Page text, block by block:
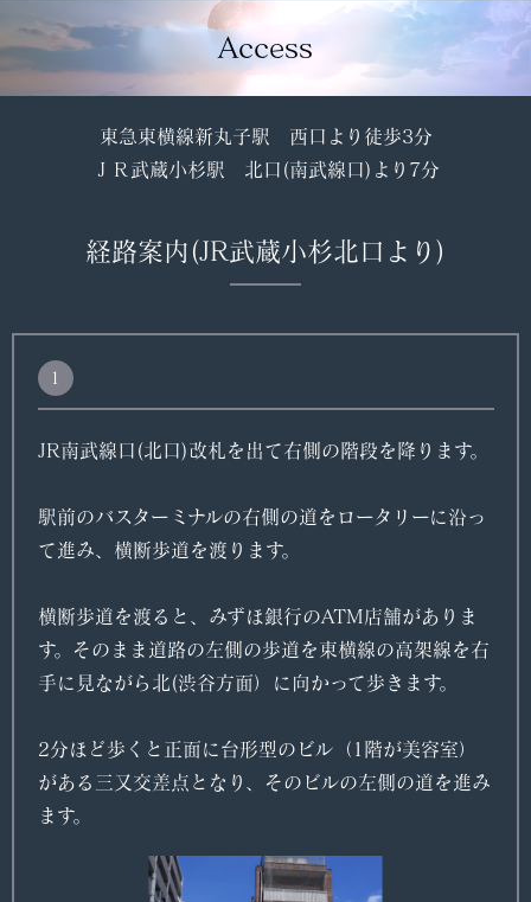
Access
東急東横線新丸子駅 西口より徒歩3分
ＪＲ武蔵小杉駅 北口(南武線口)より7分
経路案内 (JR武蔵小杉北口より)
1
JR南武線口(北口)改札を出て右側の階段を降ります。
駅前のバスターミナルの右側の道をロータリーに沿っ
て進み、横断歩道を渡ります。
横断歩道を渡ると、みずほ銀行のATM店舗がありま
す。そのまま道路の左側の歩道を東横線の高架線を右
手に見ながら北(渋谷方面）に向かって歩きます。
2分ほど歩くと正面に台形型のビル（1階が美容室）
がある三又交差点となり、そのビルの左側の道を進み
ます。